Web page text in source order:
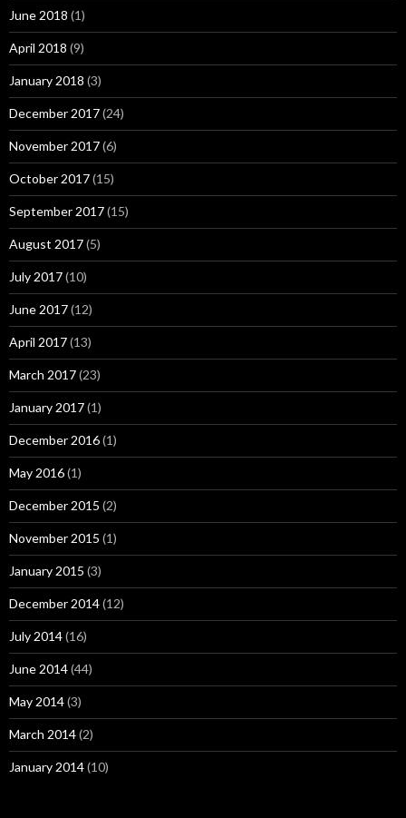
June 2018 (1)
April 2018 (9)
January 2018 (3)
December 2017(24)
November 2017(6)
October 2017(15)
September 2017(15)
August 2017(5)
July 2017(10)
June 2017(12)
April 2017(13)
March 2017(23)
January 2017(1)
December 2016(1)
May 2016(1)
December 2015 (2)
November 2015 (1)
January 2015 (3)
December 2014(12)
July 2014(16)
June 2014(44)
May 2014(3)
March 2014(2)
January 2014(10)